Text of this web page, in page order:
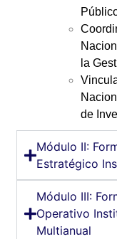
la
de
Módulo II:
Estratégico
Módulo III:
Operativo
Multianual